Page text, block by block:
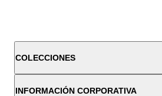
COLECCIONES
INFORMACIÓN CORPORATIVA